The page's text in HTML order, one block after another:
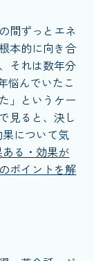
間ずっとエネ
本的に向き合
それは数年分
悩んでいたこ
」というケー
見ると、決し
について気
る・効果が
ポイントを解